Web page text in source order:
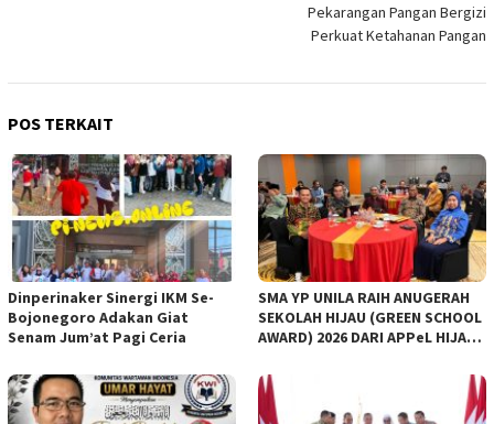
Pekarangan Pangan Bergizi
Perkuat Ketahanan Pangan
POS TERKAIT
Dinperinaker Sinergi IKM Se-
Bojonegoro Adakan Giat
Senam Jum’at Pagi Ceria
SMA YP UNILA RAIH ANUGERAH
SEKOLAH HIJAU (GREEN SCHOOL
AWARD) 2026 DARI APPeL HIJAU